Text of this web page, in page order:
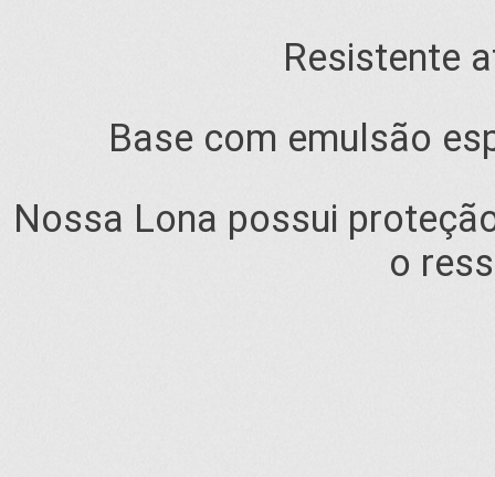
Resistente
Base com emulsão
Nossa Lona possui
o